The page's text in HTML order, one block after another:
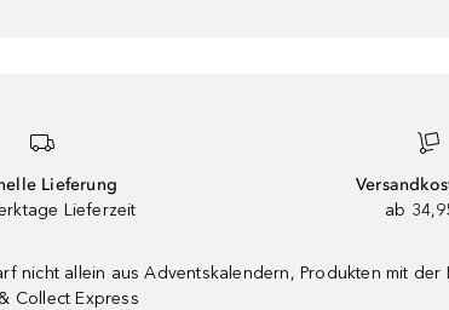
Lieferung
Lieferzeit
ab
nicht allein aus Adventskalendern, Produkten mit
Collect Express